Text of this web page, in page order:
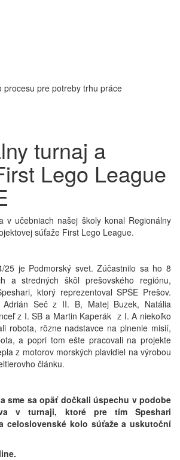
procesu pre potreby trhu práce
turnaj a
Lego League
v učebniach našej školy konal Regionálny
súťaže First Lego League.
25 je Podmorský svet. Zúčastnilo sa ho 8
a stredných škôl prešovského regiónu,
ktorý reprezentoval SPŠE Prešov.
Adrián Seč z II. B, Matej Buzek, Natália
z I. SB a Martin Kaperák z I. A niekoľko
robota, rôzne nadstavce na plnenie misií,
a popri tom ešte pracovali na projekte
z motorov morských plavidiel na výrobou
článku.
sme sa opäť dočkali úspechu v podobe
v turnaji, ktoré pre tím Speshari
celoslovenské kolo súťaže a uskutoční